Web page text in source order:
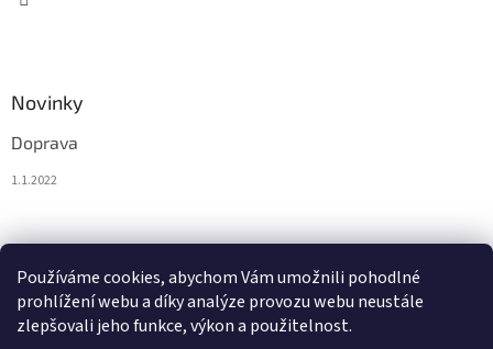
Používáme cookies, abychom Vám umožnili pohodlné
prohlížení webu a díky analýze provozu webu neustále
zlepšovali jeho funkce, výkon a použitelnost.
Novinky
Doprava
1.1.2022
0KS /0 KČ